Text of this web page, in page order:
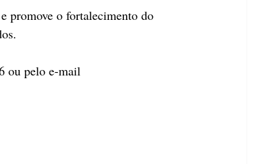
promove o fortalecimento do
ou pelo e-mail